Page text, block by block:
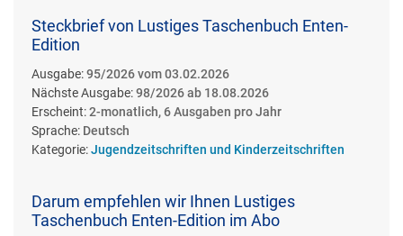
Steckbrief von Lustiges Taschenbuch Enten-
Edition
Ausgabe:95/2026 vom 03.02.2026
Nächste Ausgabe:98/2026 ab 18.08.2026
Erscheint:2-monatlich, 6 Ausgaben pro Jahr
Sprache: Deutsch
Kategorie:Jugendzeitschriften und Kinderzeitschriften
Darum empfehlen wir Ihnen Lustiges
Taschenbuch Enten-Edition im Abo